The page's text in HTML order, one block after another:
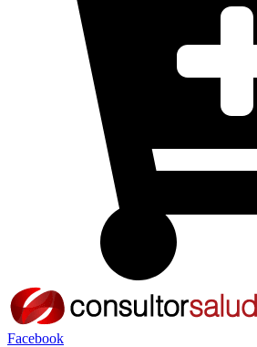
Facebook